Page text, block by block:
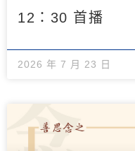
12：30 首播
2026 年 7 月 23 日